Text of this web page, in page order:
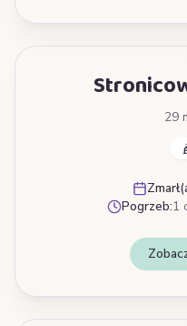
29
Pogrzeb:1